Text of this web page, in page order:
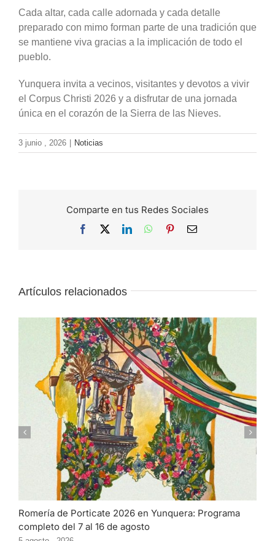
Cada altar, cada calle adornada y cada detalle
preparado con mimo forman parte de una tradición que
se mantiene viva gracias a la implicación de todo el
pueblo.
Yunquera invita a vecinos, visitantes y devotos a vivir
el Corpus Christi 2026 y a disfrutar de una jornada
única en el corazón de la Sierra de las Nieves.
3 junio , 2026 Noticias
Comparte en tus Redes Sociales
Facebook LinkedInWhatsApp
PinterestCorreo
Artículos relacionados
Romería de Porticate 2026 en Yunquera: Programa
completo del 7 al 16 de agosto